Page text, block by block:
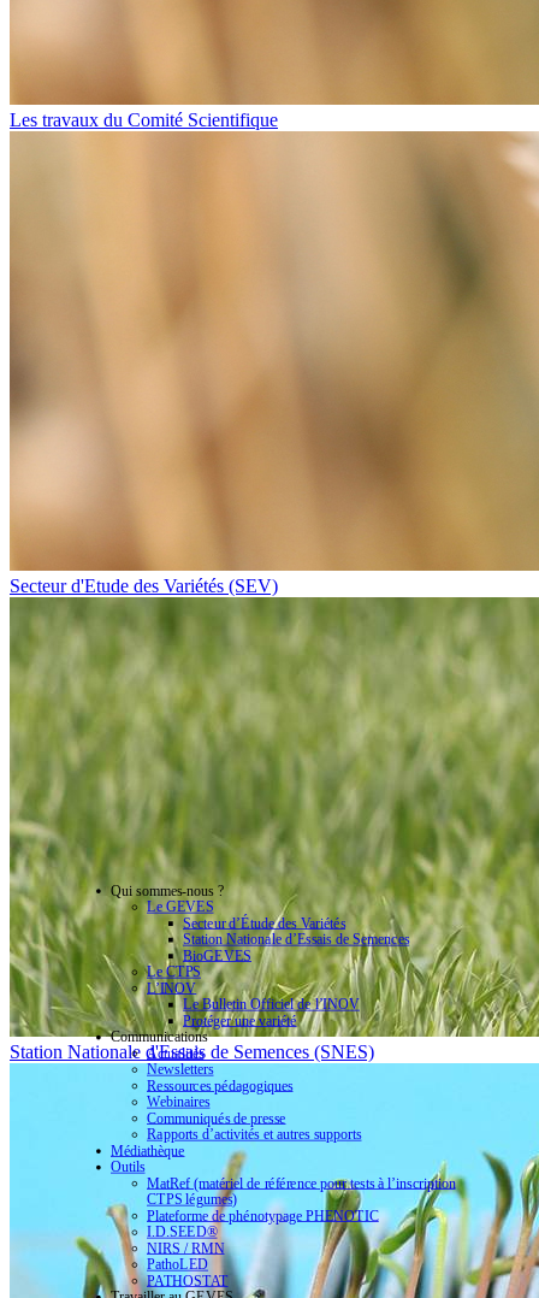
Les travaux du Comité Scientifique​
Secteur d'Etude des Variétés (SEV)
Station Nationale d'Essais de Semences (SNES)
Qui sommes-nous ?
Le GEVES
Secteur d’Étude des Variétés
Station Nationale d’Essais de Semences
BioGEVES
Le CTPS
L’INOV
Le Bulletin Officiel de l’INOV
Protéger une variété
Communications
Actualités
Newsletters
Ressources pédagogiques
Webinaires
Communiqués de presse
Rapports d’activités et autres supports
Médiathèque
Outils
MatRef (matériel de référence pour tests à l’inscription
CTPS légumes)
Plateforme de phénotypage PHENOTIC
I.D.SEED®
NIRS / RMN
PathoLED
PATHOSTAT